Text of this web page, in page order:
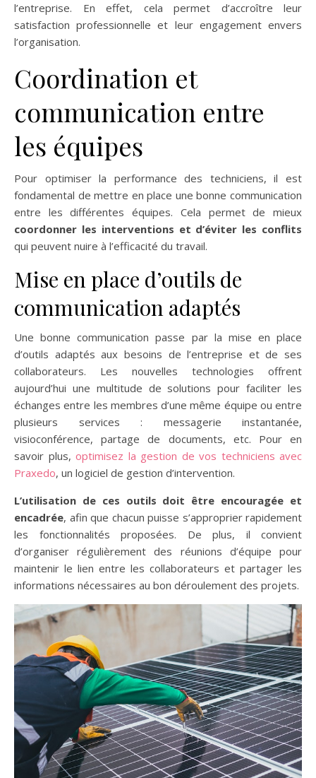
l’entreprise. En effet, cela permet d’accroître leur
satisfaction professionnelle et leur engagement envers
l’organisation.
Coordination et
communication entre
les équipes
Pour optimiser la performance des techniciens, il est
fondamental de mettre en place une bonne communication
entre les différentes équipes. Cela permet de mieux
coordonner les interventions et d’éviter les conflits
qui peuvent nuire à l’efficacité du travail.
Mise en place d’outils de
communication adaptés
Une bonne communication passe par la mise en place
d’outils adaptés aux besoins de l’entreprise et de ses
collaborateurs. Les nouvelles technologies offrent
aujourd’hui une multitude de solutions pour faciliter les
échanges entre les membres d’une même équipe ou entre
plusieurs services : messagerie instantanée,
visioconférence, partage de documents, etc. Pour en
savoir plus, optimisez la gestion de vos techniciens avec
Praxedo, un logiciel de gestion d’intervention.
L’utilisation de ces outils doit être encouragée et
encadrée, afin que chacun puisse s’approprier rapidement
les fonctionnalités proposées. De plus, il convient
d’organiser régulièrement des réunions d’équipe pour
maintenir le lien entre les collaborateurs et partager les
informations nécessaires au bon déroulement des projets.